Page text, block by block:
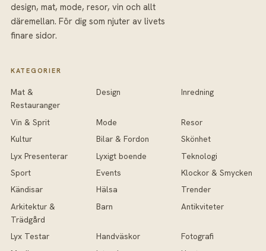
design, mat, mode, resor, vin och allt
däremellan. För dig som njuter av livets
finare sidor.
KATEGORIER
Mat &
Restauranger
Design Inredning
Vin & Sprit Mode
Resor
Kultur
Bilar & Fordon
Skönhet
Lyx Presenterar
Lyxigt boende
Teknologi
Sport
Events
Klockor & Smycken
Kändisar
Hälsa
Trender
Arkitektur &
Trädgård
Barn Antikviteter
Lyx Testar Handväskor
Fotografi